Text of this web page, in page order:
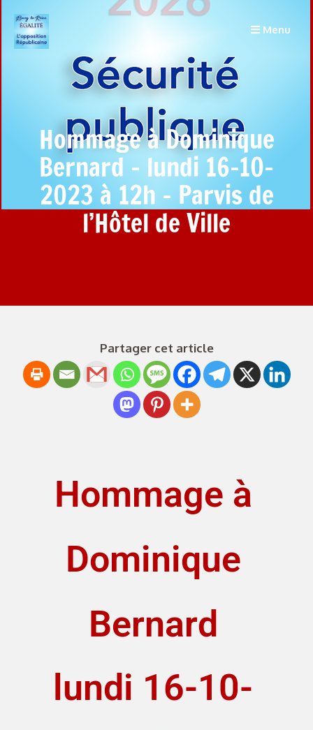
Menu
Hommage à Dominique
Bernard – lundi 16-10-
2023 à 12h – Parvis de
l’Hôtel de Ville
Partager cet article
Hommage à
Dominique
Bernard
lundi 16-10-